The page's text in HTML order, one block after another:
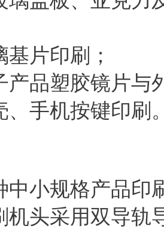
片印刷；
产品塑胶镜片与
、手机按键印刷
中小规格产品印
机头采用双导轨